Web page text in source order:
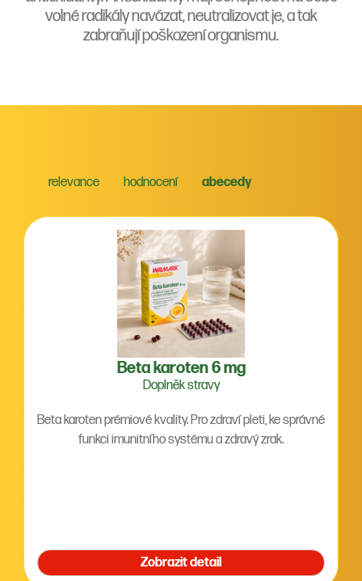
volné radikály navázat, neutralizovat je, a tak
zabraňují poškození organismu.
relevance hodnocení abecedy
Beta karoten 6 mg
Doplněk stravy
Beta karoten prémiové kvality. Pro zdraví pleti, ke správné
funkci imunitního systému a zdravý zrak.
Zobrazit detail